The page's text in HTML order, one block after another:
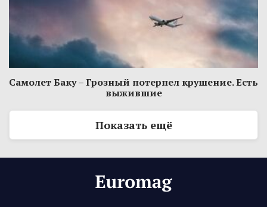
Самолет Баку – Грозный потерпел крушение. Есть
выжившие
Показать ещё